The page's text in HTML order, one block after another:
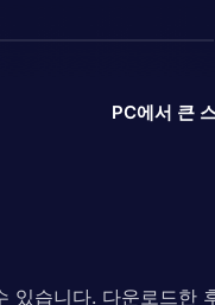
PC에서 큰
습니다. 다운로드한